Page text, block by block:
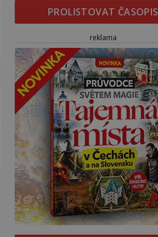
PROLISTOVAT ČASOPIS
reklama